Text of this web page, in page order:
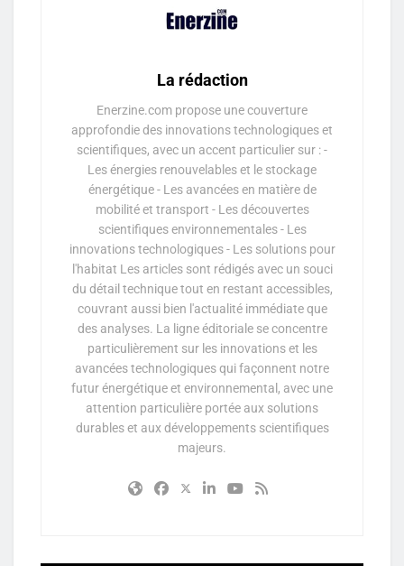
La rédaction
Enerzine.com propose une couverture
approfondie des innovations technologiques et
scientifiques, avec un accent particulier sur : -
Les énergies renouvelables et le stockage
énergétique - Les avancées en matière de
mobilité et transport - Les découvertes
scientifiques environnementales - Les
innovations technologiques - Les solutions pour
l'habitat Les articles sont rédigés avec un souci
du détail technique tout en restant accessibles,
couvrant aussi bien l'actualité immédiate que
des analyses. La ligne éditoriale se concentre
particulièrement sur les innovations et les
avancées technologiques qui façonnent notre
futur énergétique et environnemental, avec une
attention particulière portée aux solutions
durables et aux développements scientifiques
majeurs.